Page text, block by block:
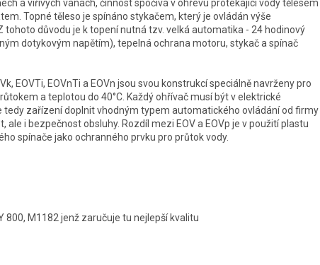
a vířivých vanách, činnost spočívá v ohřevu protékající vody tělesem
Topné těleso je spínáno stykačem, který je ovládán výše
důvodu je k topení nutná tzv. velká automatika - 24 hodinový
dotykovým napětím), tepelná ochrana motoru, stykač a spínač
EOVTi, EOVnTi a EOVn jsou svou konstrukcí speciálně navrženy pro
a teplotou do 40°C. Každý ohřívač musí být v elektrické
zařízení doplnit vhodným typem automatického ovládání od firmy
i bezpečnost obsluhy. Rozdíl mezi EOV a EOVp je v použití plastu
spínače jako ochranného prvku pro průtok vody.
M1182 jenž zaručuje tu nejlepší kvalitu